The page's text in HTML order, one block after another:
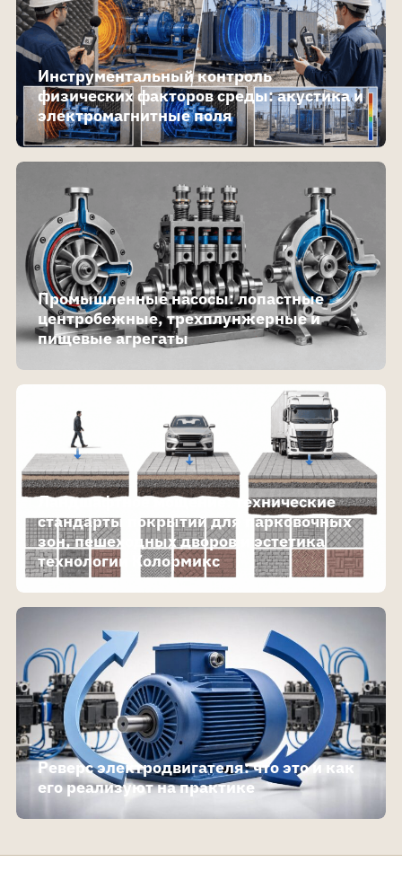
Инструментальный контроль
физических факторов среды: акустика и
электромагнитные поля
Промышленные насосы: лопастные
центробежные, трехплунжерные и
пищевые агрегаты
Ландшафтное мощение: технические
стандарты покрытий для парковочных
зон, пешеходных дворов и эстетика
технологии Колормикс
Реверс электродвигателя: что это и как
его реализуют на практике